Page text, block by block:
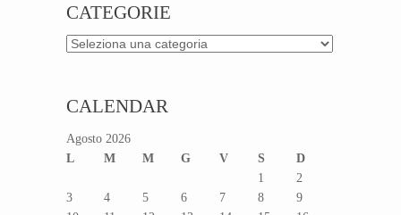
CATEGORIE
Categorie
CALENDAR
Agosto 2026
L
M M G V S
D
1
2
3
4 5 6 7 8
9